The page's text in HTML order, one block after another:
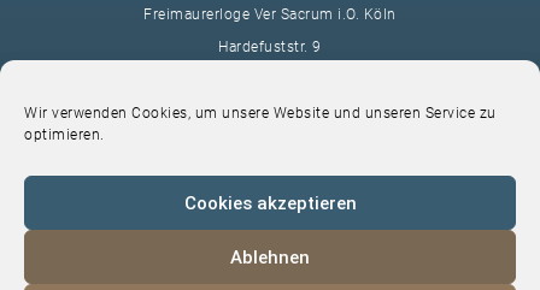
Wir verwenden Cookies, um unsere Website und unseren Service zu
optimieren.
Cookies akzeptieren
Ablehnen
Freimaurerloge Ver Sacrum i.O. Köln
Hardefuststr. 9
sekretariat@ver-sacrum.org
© 2024 Copyright Ver Sacrum